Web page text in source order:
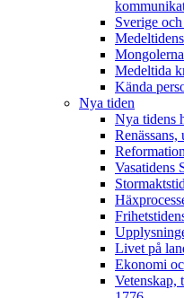
Sverige
Mongolerna
Medeltida
Kända
Nya tiden
Nya tidens
Vasatidens
Livet på
Ekonomi
Vetenskap,